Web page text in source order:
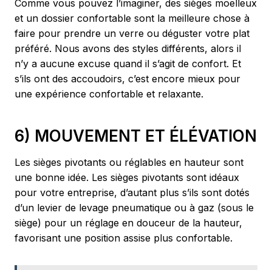
Comme vous pouvez l’imaginer, des sièges moelleux
et un dossier confortable sont la meilleure chose à
faire pour prendre un verre ou déguster votre plat
préféré. Nous avons des styles différents, alors il
n’y a aucune excuse quand il s’agit de confort. Et
s’ils ont des accoudoirs, c’est encore mieux pour
une expérience confortable et relaxante.
6) MOUVEMENT ET ÉLÉVATION
Les sièges pivotants ou réglables en hauteur sont
une bonne idée. Les sièges pivotants sont idéaux
pour votre entreprise, d’autant plus s’ils sont dotés
d’un levier de levage pneumatique ou à gaz (sous le
siège) pour un réglage en douceur de la hauteur,
favorisant une position assise plus confortable.